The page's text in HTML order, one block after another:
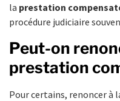
la prestation
procédure judiciaire
Peut-on
prestation
Pour certains, renoncer à